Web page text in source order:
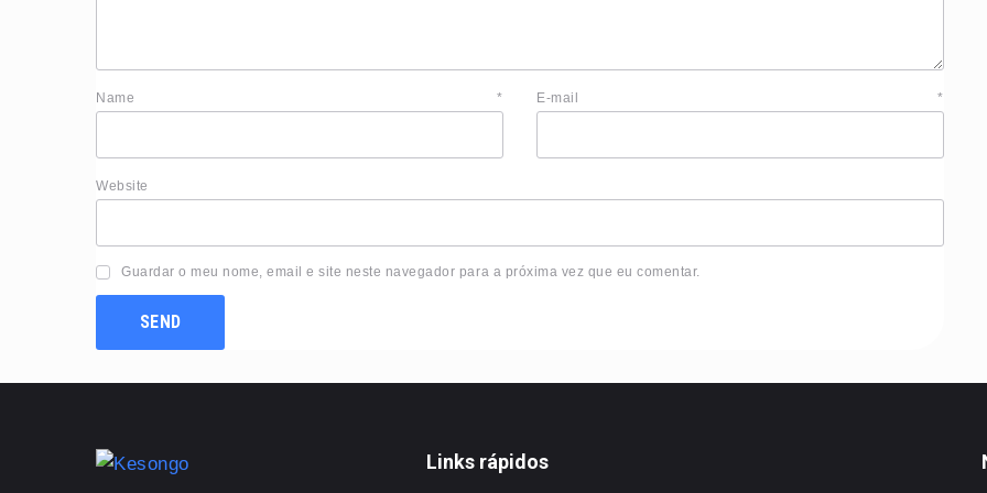
Name* E-mail*
Website
Guardar o meu nome, email e site neste navegador para a próxima vez que eu comentar.
Links rápidos